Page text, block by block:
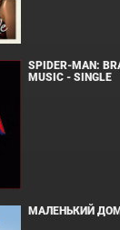
SPIDER-MAN:
MUSIC - SINGLE
МАЛЕНЬКИЙ